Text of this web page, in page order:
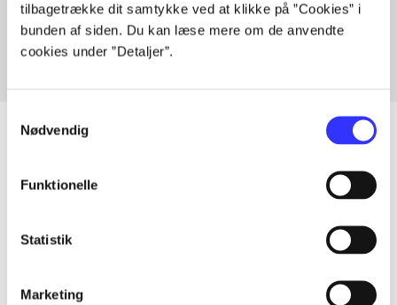
tilbagetrække dit samtykke ved at klikke på ”Cookies” i
bunden af siden. Du kan læse mere om de anvendte
cookies under ”Detaljer”.
Nødvendig
Funktionelle
Statistik
Marketing
Fra
Artikler